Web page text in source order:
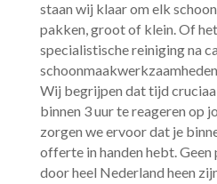
staan wij klaar om elk
pakken, groot of klein.​ Of
specialistische reiniging na
Wij begrijpen dat tijd
binnen 3 uur te reageren op
zorgen we ervoor dat je
offerte in handen hebt.​ Geen
door heel Nederland heen